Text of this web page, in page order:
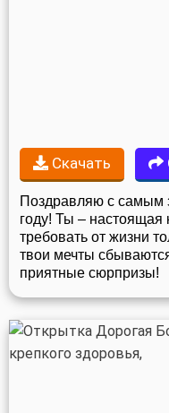
Скачать
Поздравляю с самым
году! Ты – настоящая
требовать от жизни
твои мечты
приятные сюрпризы!